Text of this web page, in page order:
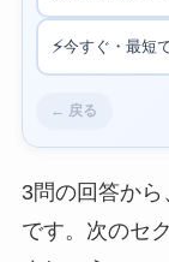
⚡今すぐ・最短
← 戻る
3問の回答か
です。次のセ